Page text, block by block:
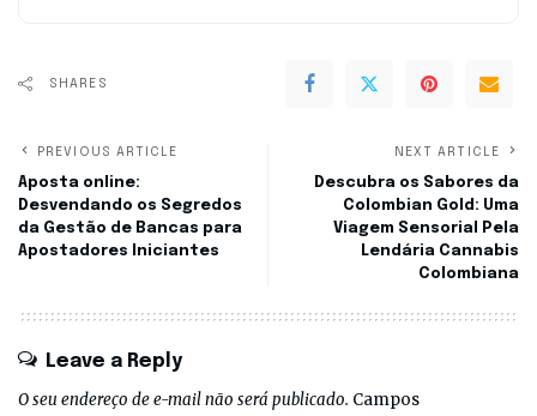
SHARES
PREVIOUS ARTICLE
Aposta online:
Desvendando os Segredos
da Gestão de Bancas para
Apostadores Iniciantes
NEXT ARTICLE
Descubra os Sabores da
Colombian Gold: Uma
Viagem Sensorial Pela
Lendária Cannabis
Colombiana
Leave a Reply
O seu endereço de e-mail não será publicado. Campos